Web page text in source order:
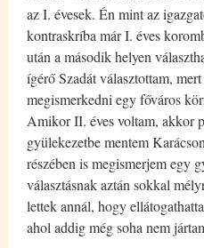
az I. évesek. Én mint az
kontraskríba már I. éves
után a második helyen
ígérő Szadát választottam,
megismerkedni egy főváros
Amikor II. éves voltam, akkor
gyülekezetbe mentem
részében is megismerjem egy
választásnak aztán sokkal
lettek annál, hogy
ahol addig még soha nem